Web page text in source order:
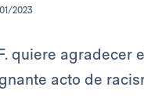
2023
quiere
acto de